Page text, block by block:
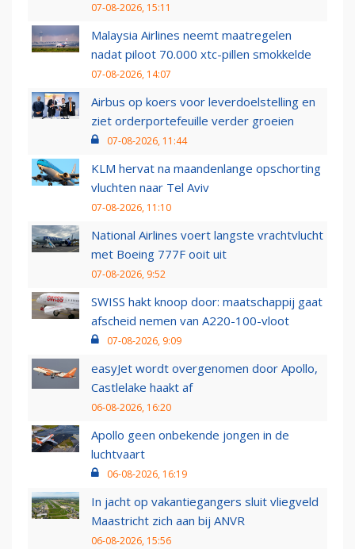
07-08-2026, 15:11
Malaysia Airlines neemt maatregelen
nadat piloot 70.000 xtc-pillen smokkelde
07-08-2026, 14:07
Airbus op koers voor leverdoelstelling en
ziet orderportefeuille verder groeien
07-08-2026, 11:44
KLM hervat na maandenlange opschorting
vluchten naar Tel Aviv
07-08-2026, 11:10
National Airlines voert langste vrachtvlucht
met Boeing 777F ooit uit
07-08-2026, 9:52
SWISS hakt knoop door: maatschappij gaat
afscheid nemen van A220-100-vloot
07-08-2026, 9:09
easyJet wordt overgenomen door Apollo,
Castlelake haakt af
06-08-2026, 16:20
Apollo geen onbekende jongen in de
luchtvaart
06-08-2026, 16:19
In jacht op vakantiegangers sluit vliegveld
Maastricht zich aan bij ANVR
06-08-2026, 15:56